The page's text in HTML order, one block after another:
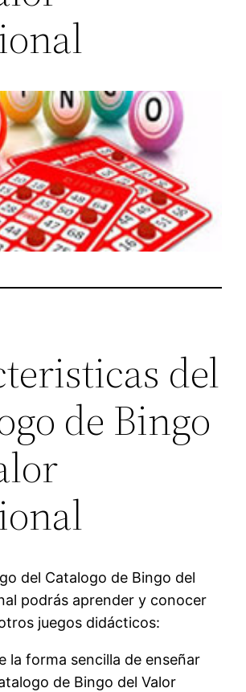
del
de Bingo
del Catalogo de Bingo del
podrás aprender y conocer
juegos didácticos:
la forma sencilla de enseñar
de Bingo del Valor